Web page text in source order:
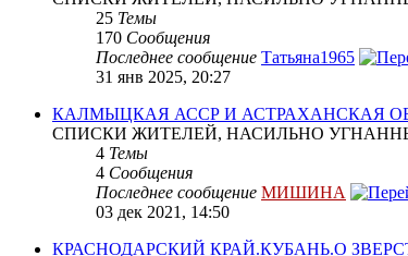
25 Темы
170 Сообщения
Последнее сообщение Татьяна1965
31 янв 2025, 20:27
КАЛМЫЦКАЯ АССР И АСТРАХАНСКАЯ
СПИСКИ ЖИТЕЛЕЙ, НАСИЛЬНО
4 Темы
4 Сообщения
Последнее сообщение МИШИНА
03 дек 2021, 14:50
КРАСНОДАРСКИЙ КРАЙ.КУБАНЬ.О